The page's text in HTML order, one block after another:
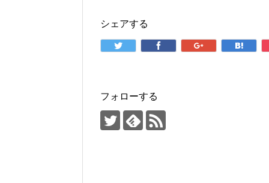
シェアする
フォローする